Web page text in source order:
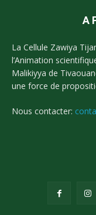
A
La Cellule Zawiya
l’Animation
Malikiyya de
une force de
Nous contacter: